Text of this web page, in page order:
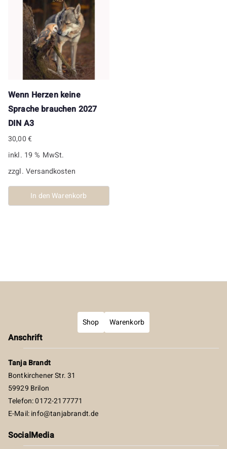
Wenn Herzen keine
Sprache brauchen 2027
DIN A3
30,00€
inkl. 19 % MwSt.
zzgl. Versandkosten
In den Warenkorb
Shop Warenkorb
Anschrift
Tanja Brandt
Bontkirchener Str. 31
59929 Brilon
Telefon: 0172-2177771
E-Mail:info@tanjabrandt.de
SocialMedia